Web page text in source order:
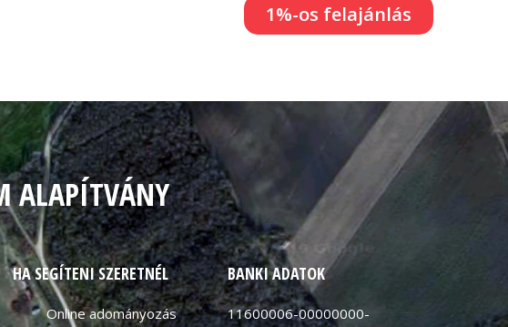
1%-os felajánlás
ALAPÍTVÁNY
HA SEGÍTENI SZERETNÉL
Online adományozás
BANKI ADATOK
11600006-00000000-